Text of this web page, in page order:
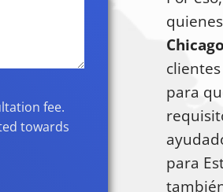
fee.
towards
para
para